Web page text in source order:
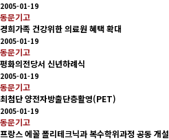
2005-01-19
동문기고
경희가족 건강위한 의료원 혜택 확대
2005-01-19
동문기고
평화의전당서 신년하례식
2005-01-19
동문기고
최첨단 양전자방출단층활영(PET)
2005-01-19
동문기고
프랑스 에꼴 폴리테크닉과 복수학위과정 공동 개설